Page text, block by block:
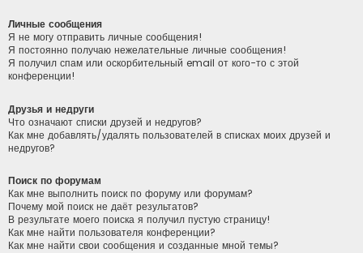
Личные сообщения
Я не могу отправить личные сообщения!
Я постоянно получаю нежелательные личные сообщения!
Я получил спам или оскорбительный email от кого-то с этой
конференции!
Друзья и недруги
Что означают списки друзей и недругов?
Как мне добавлять/удалять пользователей в списках моих друзей и
недругов?
Поиск по форумам
Как мне выполнить поиск по форуму или форумам?
Почему мой поиск не даёт результатов?
В результате моего поиска я получил пустую страницу!
Как мне найти пользователя конференции?
Как мне найти свои сообщения и созданные мной темы?